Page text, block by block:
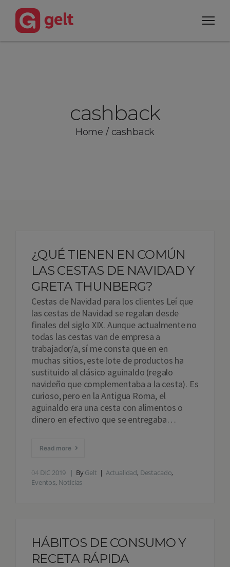
cashback
Home /cashback
¿QUÉ TIENEN EN COMÚN
LAS CESTAS DE NAVIDAD Y
GRETA THUNBERG?
Cestas de Navidad para los clientes Leí que
las cestas de Navidad se regalan desde
finales del siglo XIX. Aunque actualmente no
todas las cestas van de empresa a
trabajador/a, sí me consta que en en
muchas sitios, este lote de productos ha
sustituido al clásico aguinaldo (regalo
navideño que complementaba a la cesta). Es
curioso, pero en la Antigua Roma, el
aguinaldo era una cesta con alimentos o
dinero en efectivo que se entregaba…
Read more
04 DIC 2019 ByGelt Actualidad, Destacado,
Eventos, Noticias
HÁBITOS DE CONSUMO Y
RECETA RÁPIDA